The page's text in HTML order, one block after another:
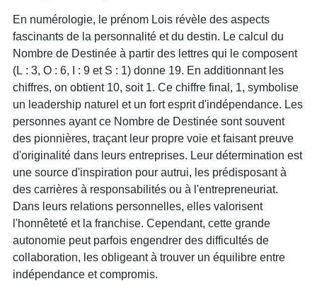
En numérologie, le prénom Lois révèle des aspects
fascinants de la personnalité et du destin. Le calcul du
Nombre de Destinée à partir des lettres qui le composent
(L : 3, O : 6, I : 9 et S : 1) donne 19. En additionnant les
chiffres, on obtient 10, soit 1. Ce chiffre final, 1, symbolise
un leadership naturel et un fort esprit d'indépendance. Les
personnes ayant ce Nombre de Destinée sont souvent
des pionnières, traçant leur propre voie et faisant preuve
d'originalité dans leurs entreprises. Leur détermination est
une source d'inspiration pour autrui, les prédisposant à
des carrières à responsabilités ou à l'entrepreneuriat.
Dans leurs relations personnelles, elles valorisent
l'honnêteté et la franchise. Cependant, cette grande
autonomie peut parfois engendrer des difficultés de
collaboration, les obligeant à trouver un équilibre entre
indépendance et compromis.